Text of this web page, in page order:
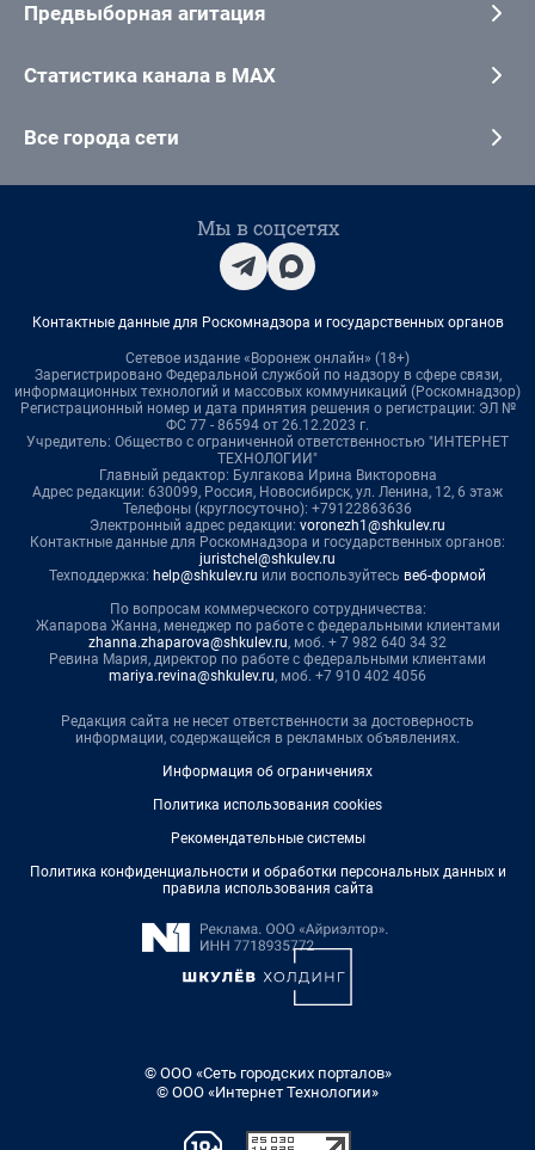
Предвыборная агитация
Статистика канала в MAX
Все города сети
Мы в соцсетях
Контактные данные для Роскомнадзора и государственных органов
Сетевое издание «Воронеж онлайн» (18+)
Зарегистрировано Федеральной службой по надзору в сфере связи,
информационных технологий и массовых коммуникаций (Роскомнадзор)
Регистрационный номер и дата принятия решения о регистрации: ЭЛ №
ФС 77 - 86594 от 26.12.2023 г.
Учредитель: Общество с ограниченной ответственностью "ИНТЕРНЕТ
ТЕХНОЛОГИИ"
Главный редактор: Булгакова Ирина Викторовна
Адрес редакции: 630099, Россия, Новосибирск, ул. Ленина, 12, 6 этаж
Телефоны (круглосуточно): +79122863636
Электронный адрес редакции: voronezh1@shkulev.ru
Контактные данные для Роскомнадзора и государственных органов:
juristchel@shkulev.ru
Техподдержка: help@shkulev.ru или воспользуйтесь веб-формой
По вопросам коммерческого сотрудничества:
Жапарова Жанна, менеджер по работе с федеральными клиентами
zhanna.zhaparova@shkulev.ru, моб. + 7 982 640 34 32
Ревина Мария, директор по работе с федеральными клиентами
mariya.revina@shkulev.ru, моб. +7 910 402 4056
Редакция сайта не несет ответственности за достоверность
информации, содержащейся в рекламных объявлениях.
Информация об ограничениях
Политика использования cookies
Рекомендательные системы
Политика конфиденциальности и обработки персональных данных и
правила использования сайта
© ООО «Сеть городских порталов»
© ООО «Интернет Технологии»